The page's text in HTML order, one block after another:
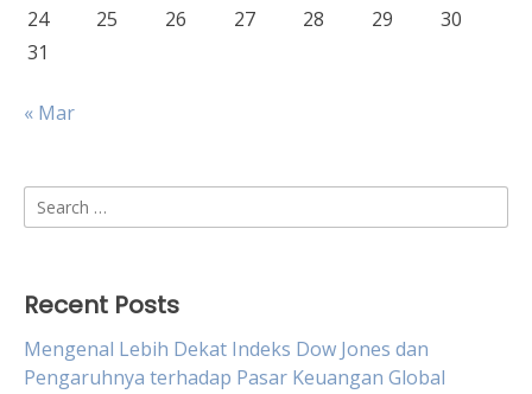
24
25 26 27 28 29
30
31
« Mar
Search
for:
Recent Posts
Mengenal Lebih Dekat Indeks Dow Jones dan
Pengaruhnya terhadap Pasar Keuangan Global